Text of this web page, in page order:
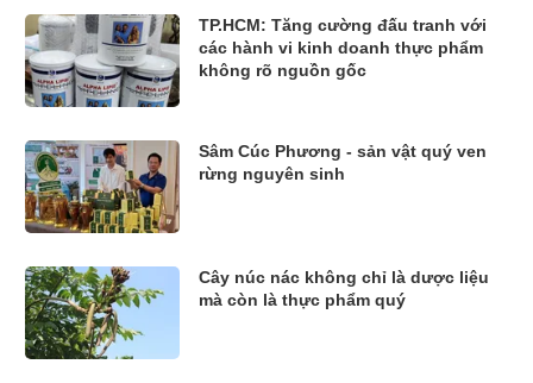
TP.HCM: Tăng cường đấu tranh với
các hành vi kinh doanh thực phẩm
không rõ nguồn gốc
Sâm Cúc Phương - sản vật quý ven
rừng nguyên sinh
Cây núc nác không chỉ là dược liệu
mà còn là thực phẩm quý